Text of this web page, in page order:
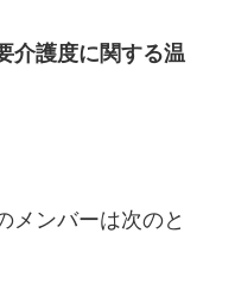
介護度に関する温
メンバーは次のと